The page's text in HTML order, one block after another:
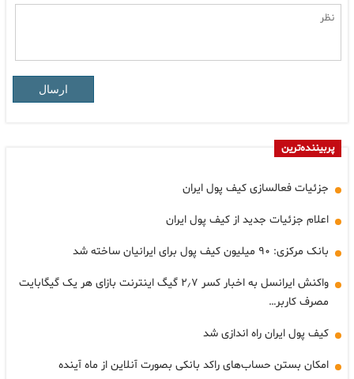
ارسال
پربیننده‌ترین
جزئیات فعالسازی کیف پول ایران
اعلام جزئیات جدید از کیف پول ایران
بانک مرکزی: ۹۰ میلیون کیف پول برای ایرانیان ساخته شد
واکنش ایرانسل به اخبار کسر ۲٫۷ گیگ اینترنت بازای هر یک گیگابایت
مصرف کاربر…
کیف پول ایران راه اندازی شد
امکان بستن حساب‌های راکد بانکی بصورت آنلاین از ماه آینده